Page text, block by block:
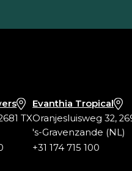
TX
Evanthia Tropical
Oranjesluisweg 32,
's-Gravenzande (NL)
+31 174 715 100